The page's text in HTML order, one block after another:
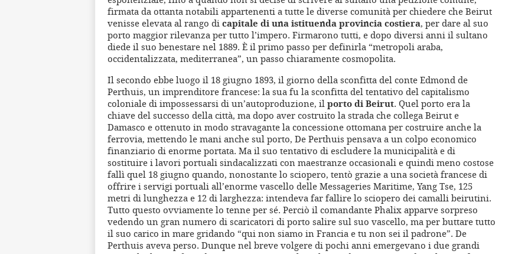
firmata da ottanta notabili appartenenti a tutte le diverse comunità per chiedere che Beirut
venisse elevata al rango di capitale di una istituenda provincia costiera, per dare al suo
porto maggior rilevanza per tutto l’impero. Firmarono tutti, e dopo diversi anni il sultano
diede il suo benestare nel 1889. È il primo passo per definirla “metropoli araba,
occidentalizzata, mediterranea”, un passo chiaramente cosmopolita.
Il secondo ebbe luogo il 18 giugno 1893, il giorno della sconfitta del conte Edmond de
Perthuis, un imprenditore francese: la sua fu la sconfitta del tentativo del capitalismo
coloniale di impossessarsi di un’autoproduzione, il porto di Beirut. Quel porto era la
chiave del successo della città, ma dopo aver costruito la strada che collega Beirut e
Damasco e ottenuto in modo stravagante la concessione ottomana per costruire anche la
ferrovia, mettendo le mani anche sul porto, De Perthuis pensava a un colpo economico
finanziario di enorme portata. Ma il suo tentativo di escludere la municipalità e di
sostituire i lavori portuali sindacalizzati con maestranze occasionali e quindi meno costose
fallì quel 18 giugno quando, nonostante lo sciopero, tentò grazie a una società francese di
offrire i servigi portuali all’enorme vascello delle Messageries Maritime, Yang Tse, 125
metri di lunghezza e 12 di larghezza: intendeva far fallire lo sciopero dei camalli beirutini.
Tutto questo ovviamente lo tenne per sé. Perciò il comandante Phalix apparve sorpreso
vedendo un gran numero di scaricatori di porto salire sul suo vascello, ma per buttare tutto
il suo carico in mare gridando “qui non siamo in Francia e tu non sei il padrone”. De
Perthuis aveva perso. Dunque nel breve volgere di pochi anni emergevano i due grandi